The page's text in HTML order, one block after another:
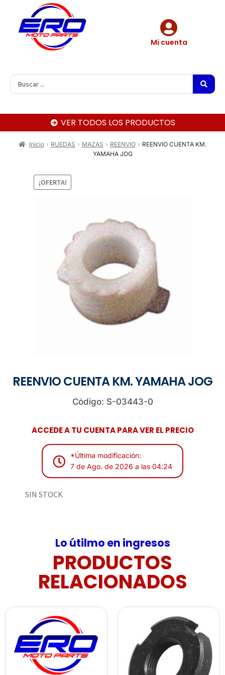
Mi cuenta
VER TODOS LOS PRODUCTOS
Inicio RUEDAS MAZAS REENVIO
REENVIO CUENTA KM.
YAMAHA JOG
¡OFERTA!
REENVIO CUENTA KM. YAMAHA JOG
Código: S-03443-0
ACCEDE A TU CUENTA PARA VER EL PRECIO
*Última modificación:
7 de Ago. de 2026 a las 04:24
SIN STOCK
Lo útilmo en ingresos
PRODUCTOS
RELACIONADOS